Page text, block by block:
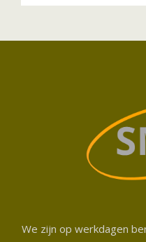
We zijn op werkdagen